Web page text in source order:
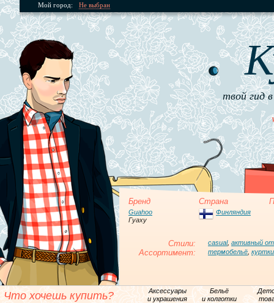
Мой город: Не выбран
твой гид
Бренд Страна
Guahoo
Гуаху
Финляндия
Стили: casual, активный
Ассортимент: термобельё куртки
Что хочешь купить?
Аксессуары
и украшения
Бельё
и колготки